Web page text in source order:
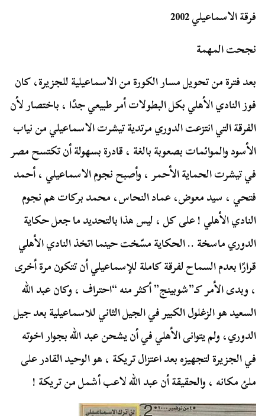
فرقة الاسماعيلي 2002
نجحت المهمة
بعد فترة من تحويل مسار الكورة من الاسماعيلية للجزيرة، كان
فوز النادي الأهلي بكل البطولات أمر طبيعي جدًا ، باختصار لأن
الفرقة التي انتزعت الدوري مرتدية تيشرت الاسماعيلي من نياب
الأسود والموائمات بصعوبة بالغة ، قادرة بسهولة أن تكتسح مصر
في تيشرت الحماية الأحمر ، وأصبح نجوم الاسماعيلي ، أحمد
فتحي ، سيد معوض، عماد النحاس، محمد بركات هم نجوم
النادي الأهلي ! على كل ، ليس هذا بالتحديد ما جعل حكاية
الدوري ماسخة .. الحكاية مسّخت حينما اتخذ النادي الأهلي
قرارًا بعدم السماح لفرقة كاملة للإسماعيلي أن تتكون مرة أخرى
، وبدى الأمر كـ”شوبينج” أكثر منه “احتراف ، وكان عبد الله
السعيد هو الزغلول الكبير في الجيل الثاني للاسماعيلية بعد جيل
الدوري، ولم يتوانى الأهلي في أن يشحن عبد الله بجوار اخوته
في الجزيرة لتجهيزه بعد اعتزال تريكة ، هو الوحيد القادر على
ملئ مكانه ، والحقيقة أن عبد الله لاعب أشمل من تريكة !